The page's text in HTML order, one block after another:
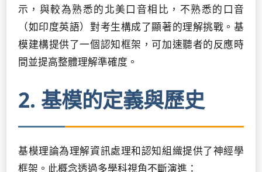
示，與較為熟悉的北美口音相比，不熟悉的口音
（如印度英語）對考生構成了顯著的理解挑戰。基
模建構提供了一個認知框架，可加速聽者的反應時
間並提高整體理解準確度。
2. 基模的定義與歷史
基模理論為理解資訊處理和認知組織提供了神經學
框架。此概念透過多學科視角不斷演進：